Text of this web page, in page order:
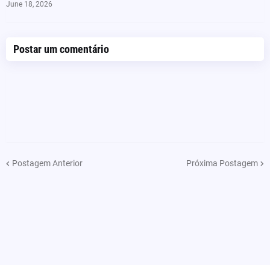
June 18, 2026
Postar um comentário
Postagem Anterior Próxima Postagem